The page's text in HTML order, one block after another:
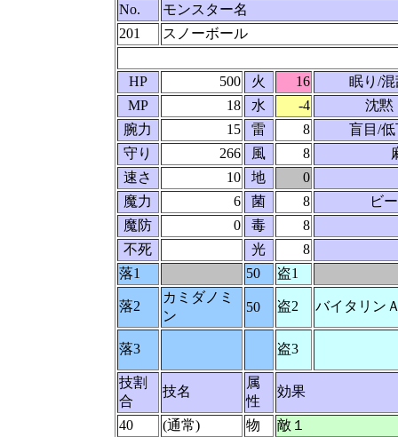
No.
モンスター名
201
スノーボール
HP 500 火 16
眠り/混
MP
18 水 -4
沈黙
腕力
15 雷 8
盲目/低
守り
266 風 8
速さ
10 地
0
魔力
6 菌 8
ビ
魔防
0 毒
8
不死
光
8
落1
50 盗1
落2
カミダノミ
ン
50 盗2 バイタリン
落3 盗3
技割
合
技名
属
性
効果
40 (通常) 物 敵１